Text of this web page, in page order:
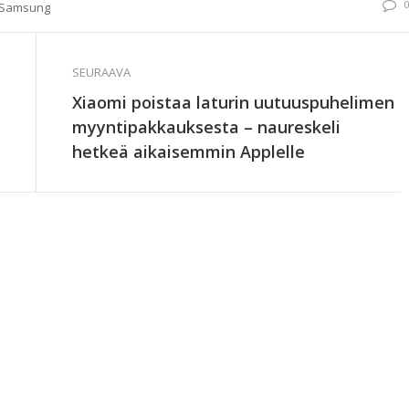
0
SEURAAVA
Xiaomi poistaa laturin uutuuspuhelimen
myyntipakkauksesta – naureskeli
hetkeä aikaisemmin Applelle